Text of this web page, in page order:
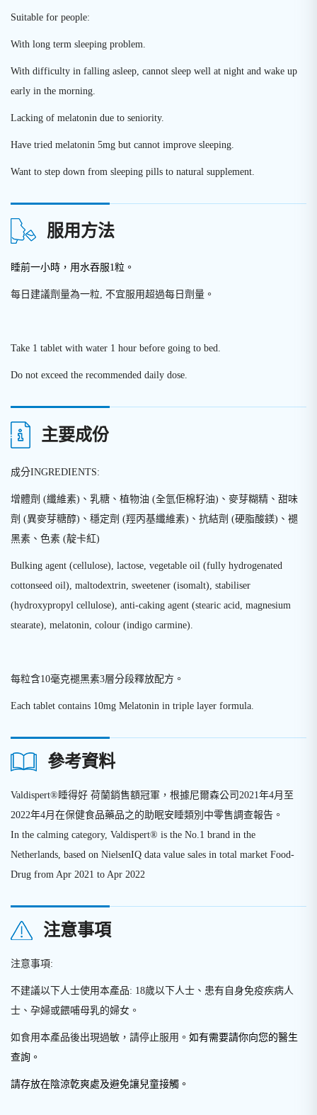
Suitable for people:
With long term sleeping problem.
With difficulty in falling asleep, cannot sleep well at night and wake up
early in the morning.
Lacking of melatonin due to seniority.
Have tried melatonin 5mg but cannot improve sleeping.
Want to step down from sleeping pills to natural supplement.
服用方法
睡前一小時，用水吞服1粒。
每日建議劑量為一粒, 不宜服用超過每日劑量。
Take 1 tablet with water 1 hour before going to bed.
Do not exceed the recommended daily dose.
主要成份
成分INGREDIENTS:
增體劑 (纖維素) 、乳糖、植物油 (全氫佢棉籽油) 、麥芽糊精、甜味
劑 (異麥芽糖醇) 、穩定劑 (羥丙基纖維素) 、抗結劑 (硬脂酸鎂) 、褪
黑素、色素 (靛卡紅)
Bulking agent (cellulose), lactose, vegetable oil (fully hydrogenated
cottonseed oil), maltodextrin, sweetener (isomalt), stabiliser
(hydroxypropyl cellulose), anti-caking agent (stearic acid, magnesium
stearate), melatonin, colour (indigo carmine).
每粒含10毫克褪黑素3層分段釋放配方。
Each tablet contains 10mg Melatonin in triple layer formula.
參考資料
Valdispert®睡得好 荷蘭銷售額冠軍，根據尼爾森公司2021年4月至
2022年4月在保健食品藥品之的助眠安睡類別中零售調查報告。
In the calming category, Valdispert® is the No.1 brand in the
Netherlands, based on NielsenIQ data value sales in total market Food-
Drug from Apr 2021 to Apr 2022
注意事項
注意事項:
不建議以下人士使用本產品: 18歲以下人士、患有自身免疫疾病人
士、孕婦或餵哺母乳的婦女。
如食用本產品後出現過敏，請停止服用。 如有需要請你向您的醫生
查詢。
請存放在陰涼亁爽處及避免讓兒童接觸。